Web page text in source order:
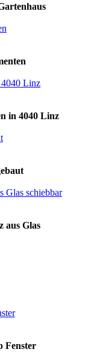
in 4040 Linz
aus Glas
Fenster